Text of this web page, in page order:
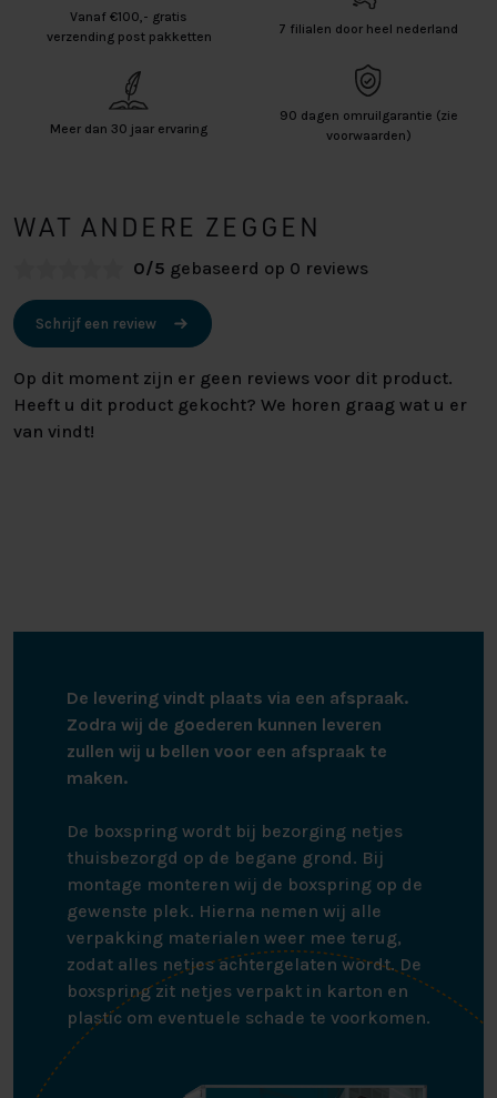
Vanaf €100,- gratis
verzending post pakketten
7 filialen door heel nederland
Meer dan 30 jaar ervaring
90 dagen omruilgarantie (zie
voorwaarden)
WAT ANDERE ZEGGEN
0/5 gebaseerd op 0 reviews
Schrijf een review
Op dit moment zijn er geen reviews voor dit product.
Heeft u dit product gekocht? We horen graag wat u er
van vindt!
De levering vindt plaats via een afspraak.
Zodra wij de goederen kunnen leveren
zullen wij u bellen voor een afspraak te
maken.
De boxspring wordt bij bezorging netjes
thuisbezorgd op de begane grond. Bij
montage monteren wij de boxspring op de
gewenste plek. Hierna nemen wij alle
verpakking materialen weer mee terug,
zodat alles netjes achtergelaten wordt. De
boxspring zit netjes verpakt in karton en
plastic om eventuele schade te voorkomen.